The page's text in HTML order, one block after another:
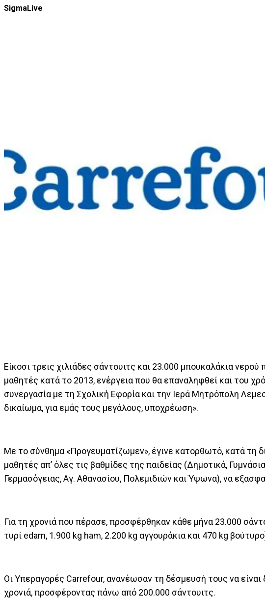
SigmaLive
Είκοσι τρεις χιλιάδες σάντουιτς και 23.000 μπουκαλάκια
μαθητές κατά το 2013, ενέργεια που θα επαναληφθεί και του
συνεργασία με τη Σχολική Εφορία και την Ιερά Μητρόπολη
δικαίωμα, για εμάς τους μεγάλους, υποχρέωση».
Με το σύνθημα «Προγευματίζωμεν», έγινε κατορθωτό, κατά τη
μαθητές απ’ όλες τις βαθμίδες της παιδείας (Δημοτικά,
Γερμασόγειας, Αγ. Αθανασίου, Πολεμιδιών και Ύψωνα), να
Για τη χρονιά που πέρασε, προσφέρθηκαν κάθε μήνα 23.000
τυρί edam, 1.900 kg ham, 2.200 kg αγγουράκια και 470 kg
Οι Υπεραγορές Carrefour, ανανέωσαν τη δέσμευσή τους να
χρονιά, προσφέροντας πάνω από 200.000 σάντουιτς.